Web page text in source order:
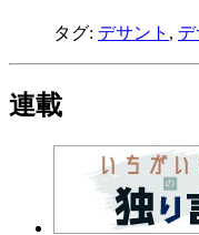
タグ: デサント ,
連載